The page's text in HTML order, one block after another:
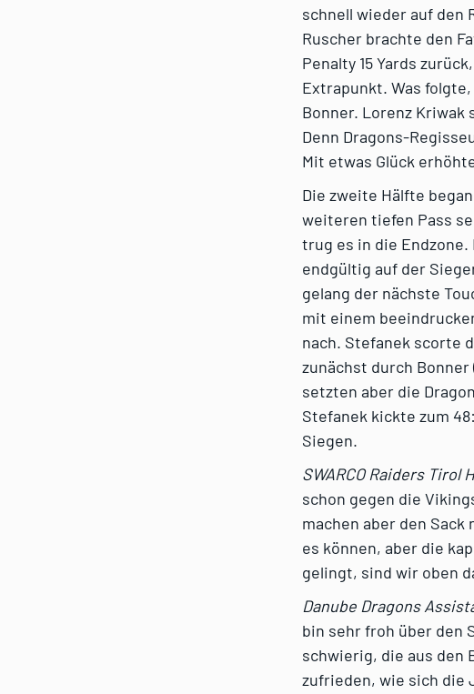
schnell wieder auf den
Ruscher brachte den
Penalty 15 Yards
Extrapunkt. Was
Bonner. Lorenz Kriwak
Denn Dragons-
Mit etwas Glück
Die zweite Hälfte
weiteren tiefen Pass
trug es in die Endzone.
endgültig auf der
gelang der nächste
mit einem
nach. Stefanek scorte
zunächst durch Bonner
setzten aber die
Stefanek kickte zum
Siegen.
SWARCO Raiders Tirol
schon gegen die
machen aber den
es können, aber die
gelingt, sind wir oben
Danube Dragons
bin sehr froh über den
schwierig, die aus den
zufrieden, wie sich die